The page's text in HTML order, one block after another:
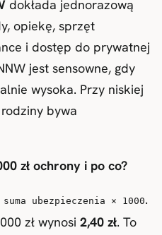
dokłada jednorazową
opiekę, sprzęt
i dostęp do prywatnej
jest sensowne, gdy
wysoka. Przy niskiej
bywa
zł ochrony i po co?
ubezpieczenia × 1000.
zł wynosi 2,40 zł. To